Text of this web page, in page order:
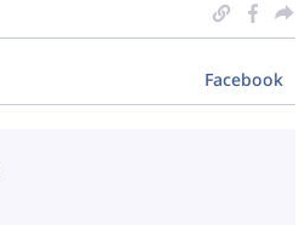
Facebook